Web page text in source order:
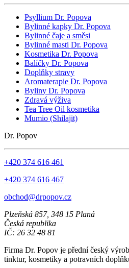
Psyllium Dr. Popova
Bylinné kapky Dr. Popova
Bylinné čaje a směsi
Bylinné masti Dr. Popova
Kosmetika Dr. Popova
Balíčky Dr. Popova
Doplňky stravy
Aromaterapie Dr. Popova
Byliny Dr. Popova
Zdravá výživa
Tea Tree Oil kosmetika
Mumio (Shilajit)
Dr. Popov
+420 374 616 461
+420 374 616 467
obchod@drpopov.cz
Plzeňská 857, 348 15 Planá
Česká republika
IČ: 26 32 48 81
Firma Dr. Popov je přední český
tinktur, kosmetiky a potravních